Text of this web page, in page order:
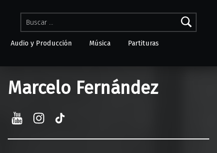
Buscar:
Audio y Producción Música Partituras
Marcelo Fernández
YouTube